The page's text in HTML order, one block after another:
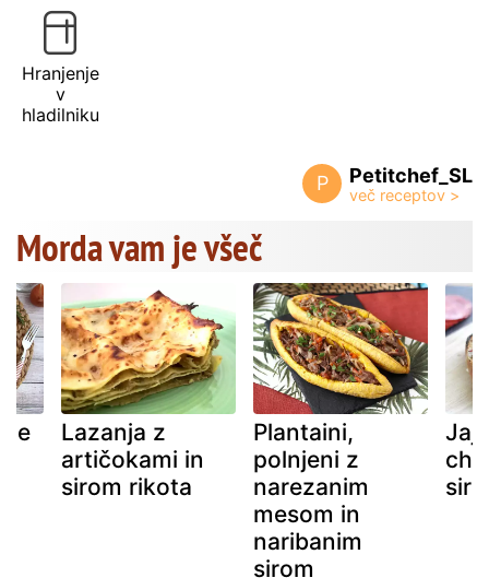
Hranjenje
v
hladilniku
P Petitchef_SL
Morda vam je všeč
Lazanja z
artičokami in
sirom rikota
Plantaini,
polnjeni z
narezanim
mesom in
naribanim
sirom